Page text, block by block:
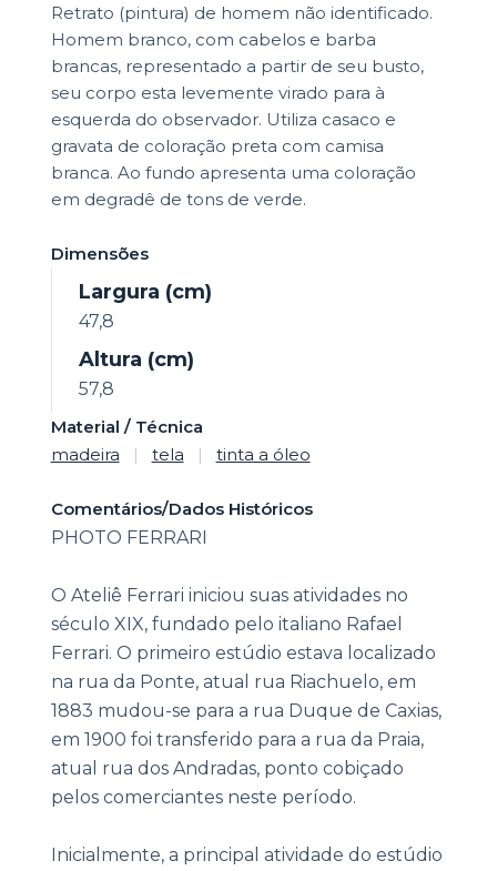
Retrato (pintura) de homem não identificado.
Homem branco, com cabelos e barba
brancas, representado a partir de seu busto,
seu corpo esta levemente virado para à
esquerda do observador. Utiliza casaco e
gravata de coloração preta com camisa
branca. Ao fundo apresenta uma coloração
em degradê de tons de verde.
Dimensões
Largura (cm)
47,8
Altura (cm)
57,8
Material / Técnica
madeira
| tela | tinta a óleo
Comentários/Dados Históricos
PHOTO FERRARI
O Ateliê Ferrari iniciou suas atividades no
século XIX, fundado pelo italiano Rafael
Ferrari. O primeiro estúdio estava localizado
na rua da Ponte, atual rua Riachuelo, em
1883 mudou-se para a rua Duque de Caxias,
em 1900 foi transferido para a rua da Praia,
atual rua dos Andradas, ponto cobiçado
pelos comerciantes neste período.
Inicialmente, a principal atividade do estúdio